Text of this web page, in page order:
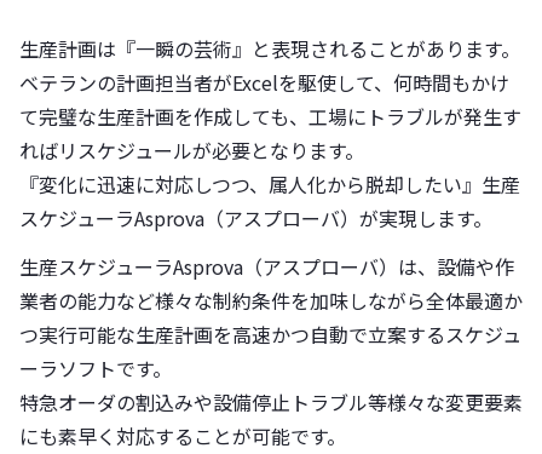
生産計画は『一瞬の芸術』と表現されることがあります。
ベテランの計画担当者がExcelを駆使して、何時間もかけ
て完璧な生産計画を作成しても、工場にトラブルが発生す
ればリスケジュールが必要となります。
『変化に迅速に対応しつつ、属人化から脱却したい』生産
スケジューラAsprova（アスプローバ）が実現します。
生産スケジューラAsprova（アスプローバ）は、設備や作
業者の能力など様々な制約条件を加味しながら全体最適か
つ実行可能な生産計画を高速かつ自動で立案するスケジュ
ーラソフトです。
特急オーダの割込みや設備停止トラブル等様々な変更要素
にも素早く対応することが可能です。